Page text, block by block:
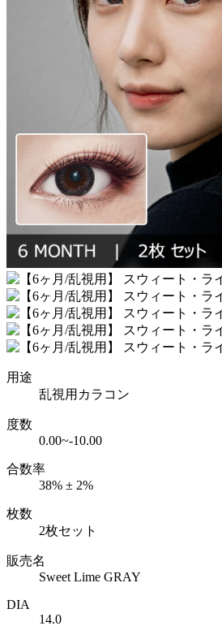
用途
乱視用カラコン
度数
0.00~-10.00
合数率
38% ± 2%
枚数
2枚セット
販売名
Sweet Lime GRAY
DIA
14.0